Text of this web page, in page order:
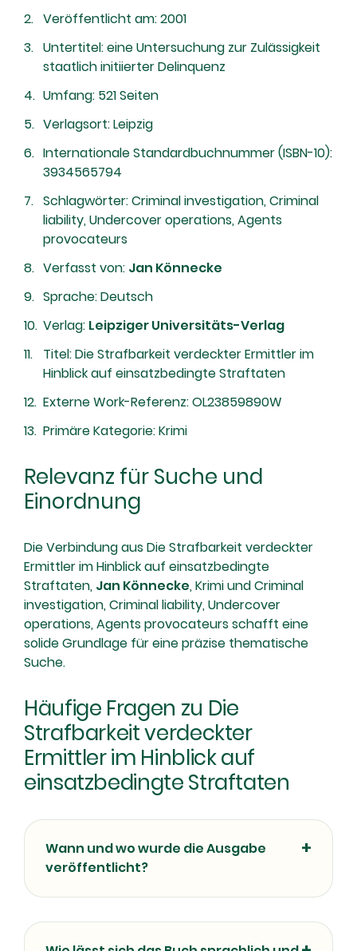
Veröffentlicht am: 2001
Untertitel: eine Untersuchung zur Zulässigkeit
staatlich initiierter Delinquenz
Umfang: 521 Seiten
Verlagsort: Leipzig
Internationale Standardbuchnummer (ISBN-10):
3934565794
Schlagwörter: Criminal investigation, Criminal
liability, Undercover operations, Agents
provocateurs
Verfasst von: Jan Könnecke
Sprache: Deutsch
Verlag: Leipziger Universitäts-Verlag
Titel: Die Strafbarkeit verdeckter Ermittler im
Hinblick auf einsatzbedingte Straftaten
Externe Work-Referenz: OL23859890W
Primäre Kategorie: Krimi
Relevanz für Suche und
Einordnung
Die Verbindung aus Die Strafbarkeit verdeckter
Ermittler im Hinblick auf einsatzbedingte
Straftaten, Jan Könnecke, Krimi und Criminal
investigation, Criminal liability, Undercover
operations, Agents provocateurs schafft eine
solide Grundlage für eine präzise thematische
Suche.
Häufige Fragen zu Die
Strafbarkeit verdeckter
Ermittler im Hinblick auf
einsatzbedingte Straftaten
Wann und wo wurde die Ausgabe
veröffentlicht?